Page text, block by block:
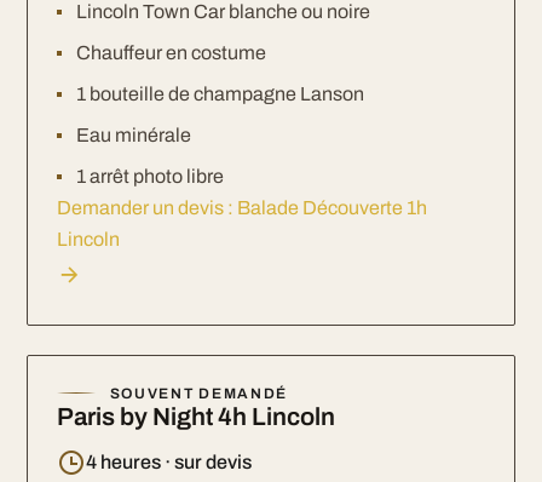
Lincoln Town Car blanche ou noire
Chauffeur en costume
1 bouteille de champagne Lanson
Eau minérale
1 arrêt photo libre
Demander un devis : Balade Découverte 1h
Lincoln
SOUVENT DEMANDÉ
Paris by Night 4h Lincoln
4 heures · sur devis